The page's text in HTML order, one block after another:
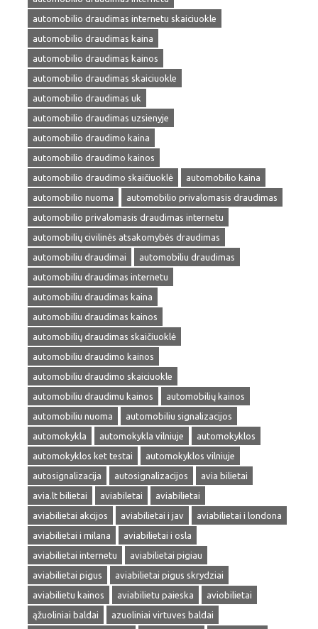
automobilio draudimas internetu skaiciuokle
automobilio draudimas kaina
automobilio draudimas kainos
automobilio draudimas skaiciuokle
automobilio draudimas uk
automobilio draudimas uzsienyje
automobilio draudimo kaina
automobilio draudimo kainos
automobilio draudimo skaičiuoklė
automobilio kaina
automobilio nuoma
automobilio privalomasis draudimas
automobilio privalomasis draudimas internetu
automobilių civilinės atsakomybės draudimas
automobiliu draudimai
automobiliu draudimas
automobiliu draudimas internetu
automobiliu draudimas kaina
automobiliu draudimas kainos
automobilių draudimas skaičiuoklė
automobiliu draudimo kainos
automobiliu draudimo skaiciuokle
automobiliu draudimu kainos
automobilių kainos
automobiliu nuoma
automobiliu signalizacijos
automokykla
automokykla vilniuje
automokyklos
automokyklos ket testai
automokyklos vilniuje
autosignalizacija
autosignalizacijos
avia bilietai
avia.lt bilietai
aviabiletai
aviabilietai
aviabilietai akcijos
aviabilietai i jav
aviabilietai i londona
aviabilietai i milana
aviabilietai i osla
aviabilietai internetu
aviabilietai pigiau
aviabilietai pigus
aviabilietai pigus skrydziai
aviabilietu kainos
aviabilietu paieska
aviobilietai
ąžuoliniai baldai
azuoliniai virtuves baldai